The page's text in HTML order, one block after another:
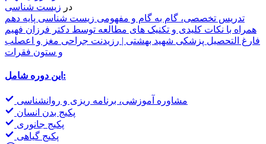
در زیست شناسی
تدریس تخصصی، گام به گام و مفهومی زیست شناسی پایه دهم
همراه با نکات کلیدی و تکنیک های مطالعه توسط دکتر فرزان فهیم
فارغ التحصیل پزشکی شهید بهشتی | رزیدنت جراحی مغز و اعصلب
و ستون فقرات
این دوره شامل:
مشاوره آموزشی، برنامه ریزی و روانشناسی
پکیج بدن انسان
پکیج جانوری
پکیج گیاهی